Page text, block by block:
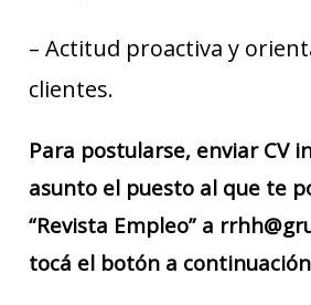
– Actitud proactiva y
clientes.
Para postularse, enviar CV
asunto el puesto al que te
“Revista Empleo” a
tocá el botón a